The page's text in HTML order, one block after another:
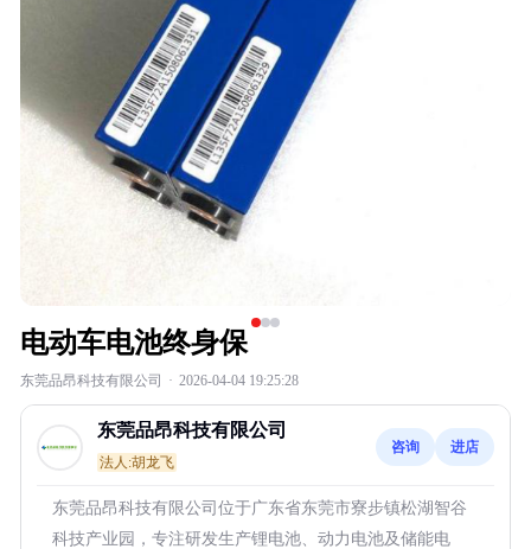
电动车电池终身保
东莞品昂科技有限公司 · 2026-04-04 19:25:28
东莞品昂科技有限公司
法人:胡龙飞
咨询 进店
东莞品昂科技有限公司位于广东省东莞市寮步镇松湖智谷
科技产业园，专注研发生产锂电池、动力电池及储能电